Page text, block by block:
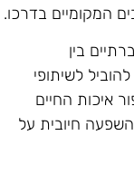
המקומיים בדרכו.
בין
לשיתופי
איכות החיים
חיובית על